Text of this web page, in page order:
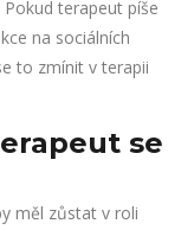
terapeut píše
na sociálních
to zmínit v terapii
se
měl zůstat v roli